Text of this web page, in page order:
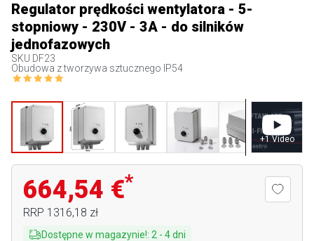
Regulator prędkości wentylatora - 5-
stopniowy - 230V - 3A - do silników
jednofazowych
SKU DF23
Obudowa z tworzywa sztucznego IP54
+1 Video
664,54 €*
RRP 1316,18 zł
Dostępne w magazynie!: 2 - 4dni